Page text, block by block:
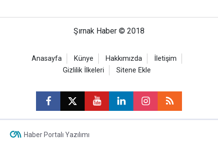
Şırnak Haber © 2018
Anasayfa Künye Hakkımızda
İletişim
Gizlilik İlkeleri
Sitene Ekle
Haber Portalı Yazılımı